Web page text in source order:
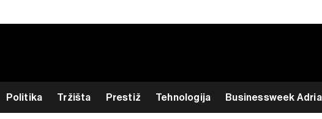
Politika Tržišta Prestiž Tehnologija Businessweek Adria